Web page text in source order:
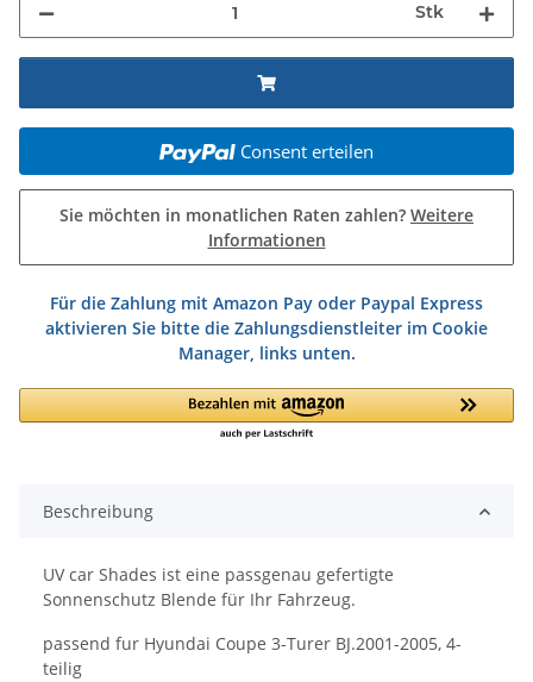
Stk
Consent erteilen
Sie möchten in monatlichen Raten zahlen? Weitere
Informationen
Für die Zahlung mit Amazon Pay oder Paypal Express
aktivieren Sie bitte die Zahlungsdienstleiter im Cookie
Manager, links unten.
Beschreibung
UV car Shades ist eine passgenau gefertigte
Sonnenschutz Blende für Ihr Fahrzeug.
passend fur Hyundai Coupe 3-Turer BJ.2001-2005, 4-
teilig